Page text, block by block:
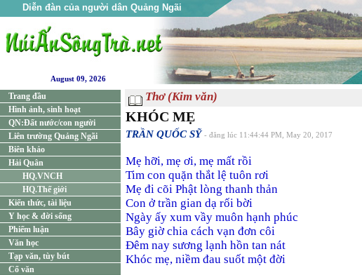
Diễn đàn của người dân Quảng Ngãi
August 09, 2026
Trang đầu
Hình ảnh, sinh hoạt
QN:Đất nước/con người
Liên trường Quảng Ngãi
Biên khảo
Hải Quân
HQ.VNCH
HQ.Thế giới
Kiến thức, tài liệu
Y học & đời sống
Phiếm luận
Văn học
Tạp văn, tùy bút
Cổ văn
Thơ (Kim văn)
KHÓC MẸ
TRẦN QUỐC SỸ - đăng lúc 11:44:44 PM, May 20, 2017
Mẹ hỡi, mẹ ơi, mẹ mất rồi
Tim con quặn thắt lệ tuôn rơi
Mẹ đi cõi Phật lòng thanh thản
Con ở trần gian dạ rối bời
Ngày ấy xum vầy muôn hạnh phúc
Bây giờ chia cách vạn đơn côi
Đêm nay sương lạnh hồn tan nát
Khóc mẹ, niềm đau suốt một đời